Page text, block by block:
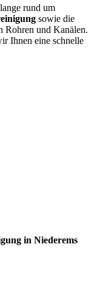
rund um
sowie die
Rohren und Kanälen.
Ihnen eine schnelle
in Niederems